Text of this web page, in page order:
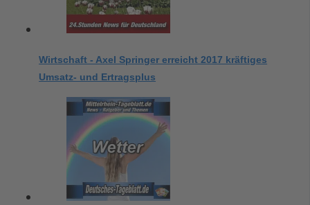
Wirtschaft - Axel Springer erreicht 2017 kräftiges
Umsatz- und Ertragsplus